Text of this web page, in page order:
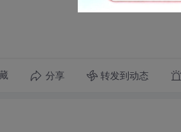
分享 转发到动态